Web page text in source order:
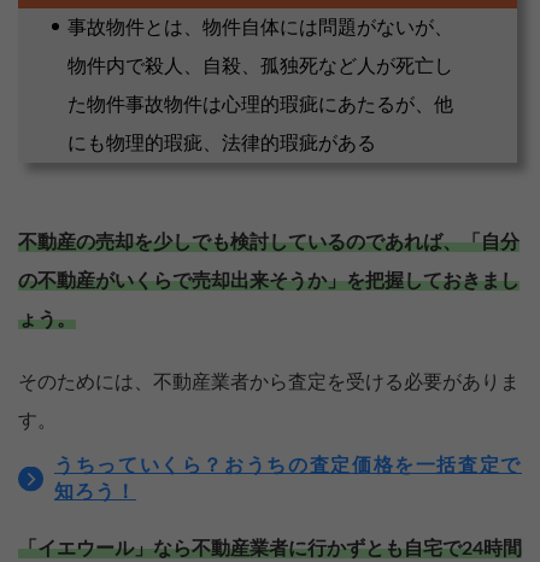
事故物件とは、物件自体には問題がないが、
物件内で殺人、自殺、孤独死など人が死亡し
た物件事故物件は心理的瑕疵にあたるが、他
にも物理的瑕疵、法律的瑕疵がある
不動産の売却を少しでも検討しているのであれば、「自分
の不動産がいくらで売却出来そうか」を把握しておきまし
ょう。
そのためには、不動産業者から査定を受ける必要がありま
す。
うちっていくら？おうちの査定価格を一括査定で
知ろう！
「イエウール」なら不動産業者に行かずとも自宅で24時間